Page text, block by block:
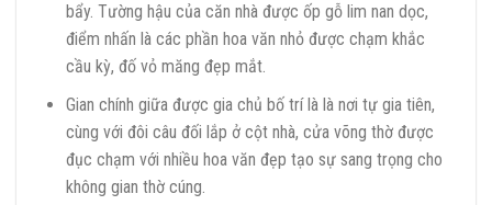
bẩy. Tường hậu của căn nhà được ốp gỗ lim nan dọc,
điểm nhấn là các phần hoa văn nhỏ được chạm khắc
cầu kỳ, đố vỏ măng đẹp mắt.
Gian chính giữa được gia chủ bố trí là là nơi tự gia tiên,
cùng với đôi câu đối lắp ở cột nhà, cửa võng thờ được
đục chạm với nhiều hoa văn đẹp tạo sự sang trọng cho
không gian thờ cúng.